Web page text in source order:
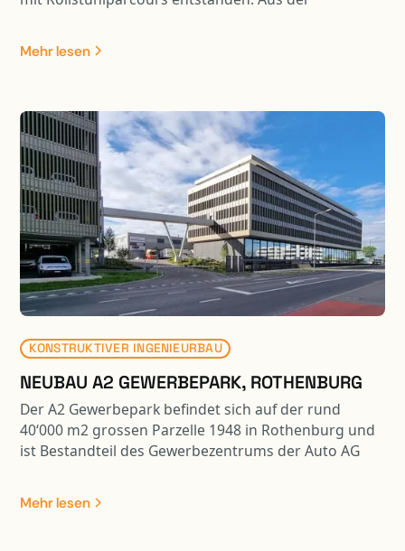
resultiert eine Entflechtung vom motorisierten
Verkehr. Die Linienführung des öffentlichen Verkehrs
und Teile der Umgebung sind mit Fahrzeugen bis 40
Tonnen befahrbar. Der neu gestaltete Hauptplatz ist
zudem für Veranstaltungen nutzbar. Dazu wurden die
bestehenden Tragkonstruktionen mit Stahlpilzen,
CFK-Lamellen und Durchstanzbewehrungen
verstärkt. Zur Optimierung der Deckenbelastungen
bestehen die Aufschüttung zum Teil aus
Schaumglasschotter
Mehr lesen
KONSTRUKTIVER INGENIEURBAU
NEUBAU A2 GEWERBEPARK, ROTHENBURG
Der A2 Gewerbepark befindet sich auf der rund
40‘000 m2 grossen Parzelle 1948 in Rothenburg und
ist Bestandteil des Gewerbezentrums der Auto AG
Gewerbeflächen zur Verfügung. Das zugehörige 6-
Mehr lesen